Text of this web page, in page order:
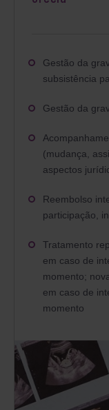
Gestão da
subsistência
Gestão da
(mudança,
aspectos
Reembolso
participação,
Tratamento
em caso de
momento;
em caso de
momento